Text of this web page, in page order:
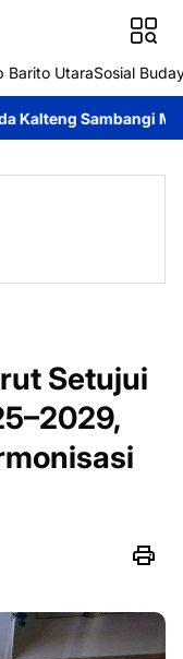
Barito UtaraSosial
Berikan
Setujui